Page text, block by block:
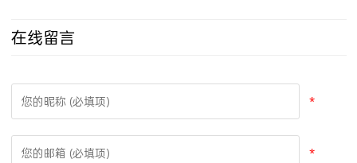
在线留言
*
*